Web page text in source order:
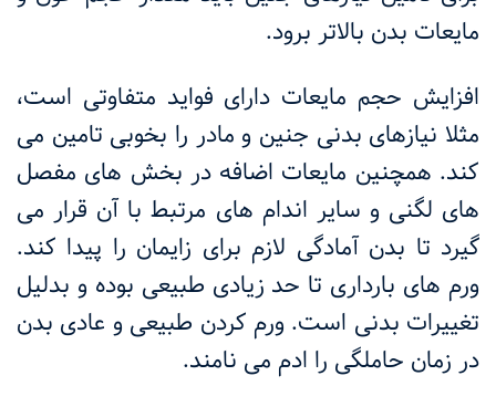
مایعات بدن بالاتر برود.
افزایش حجم مایعات دارای فواید متفاوتی است،
مثلا نیازهای بدنی جنین و مادر را بخوبی تامین می
کند. همچنین مایعات اضافه در بخش های مفصل
های لگنی و سایر اندام های مرتبط با آن قرار می
گیرد تا بدن آمادگی لازم برای زایمان را پیدا کند.
ورم های بارداری تا حد زیادی طبیعی بوده و بدلیل
تغییرات بدنی است. ورم کردن طبیعی و عادی بدن
در زمان حاملگی را ادم می نامند.